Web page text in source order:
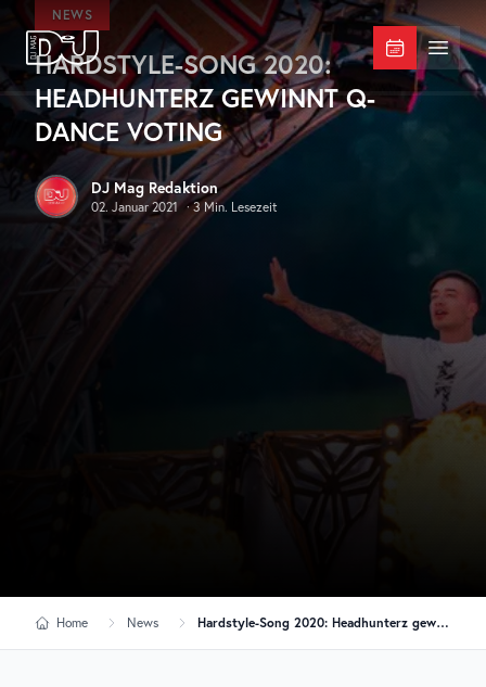
Zum Hauptinhalt springen
DJ Mag Germany Menü
NEWS
HARDSTYLE-SONG 2020:
HEADHUNTERZ GEWINNT Q-
DANCE VOTING
DJ Mag Redaktion
02. Januar 2021 ·3 Min. Lesezeit
Home News Hardstyle-Song 2020: Headhunterz gewinnt Q-dance Voting